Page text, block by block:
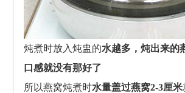
炖煮时放入炖盅的水越多，炖出来的
口感就没有那好了
所以燕窝炖煮时水量盖过燕窝2-3厘米